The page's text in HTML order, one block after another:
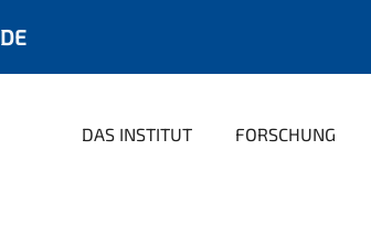
DE
DAS INSTITUT FORSCHUNG